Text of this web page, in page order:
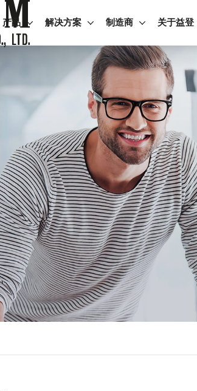
产品 解决方案 制造商 关于益登